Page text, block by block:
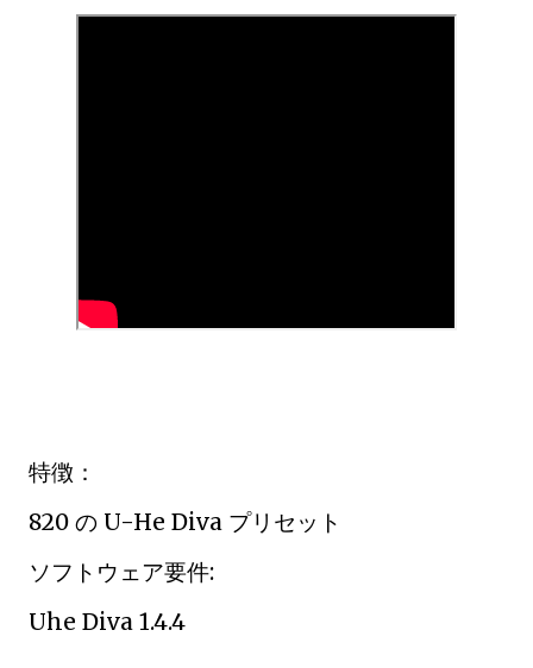
特徴：
820 の U-He Diva プリセット
ソフトウェア要件:
Uhe Diva 1.4.4